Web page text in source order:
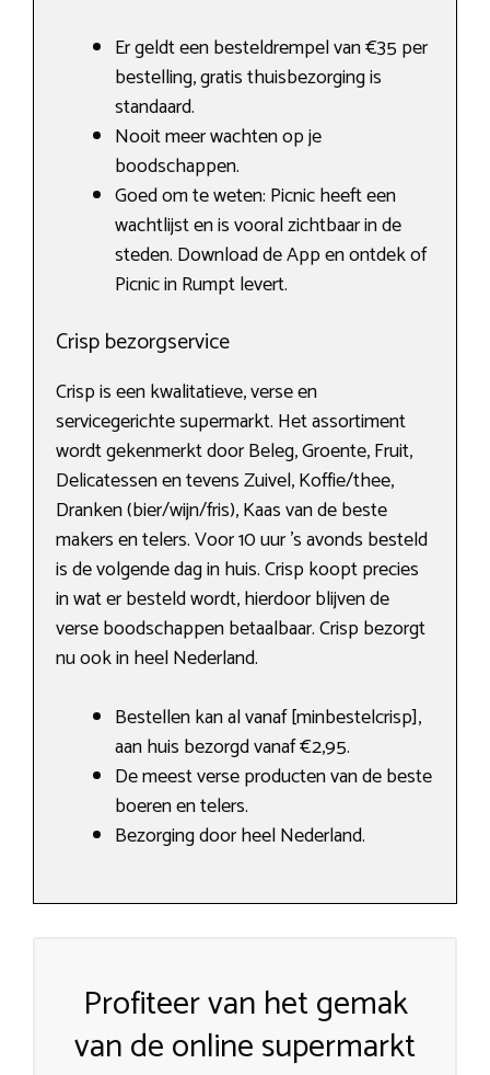
Er geldt een besteldrempel van €35 per
bestelling, gratis thuisbezorging is
standaard.
Nooit meer wachten op je
boodschappen.
Goed om te weten: Picnic heeft een
wachtlijst en is vooral zichtbaar in de
steden. Download de App en ontdek of
Picnic in Rumpt levert.
Crisp bezorgservice
Crisp is een kwalitatieve, verse en
servicegerichte supermarkt. Het assortiment
wordt gekenmerkt door Beleg, Groente, Fruit,
Delicatessen en tevens Zuivel, Koffie/thee,
Dranken (bier/wijn/fris), Kaas van de beste
makers en telers. Voor 10 uur ’s avonds besteld
is de volgende dag in huis. Crisp koopt precies
in wat er besteld wordt, hierdoor blijven de
verse boodschappen betaalbaar. Crisp bezorgt
nu ook in heel Nederland.
Bestellen kan al vanaf [minbestelcrisp],
aan huis bezorgd vanaf €2,95.
De meest verse producten van de beste
boeren en telers.
Bezorging door heel Nederland.
Profiteer van het gemak
van de online supermarkt